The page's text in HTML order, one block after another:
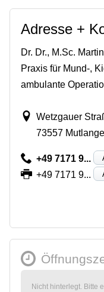
Adresse +
Dr. Dr., M.Sc.
Praxis für Mund-,
ambulante
Wetzgauer
73557
+49 7171 9...
+49 7171 9...
Nicht hinterlegt. Bitte